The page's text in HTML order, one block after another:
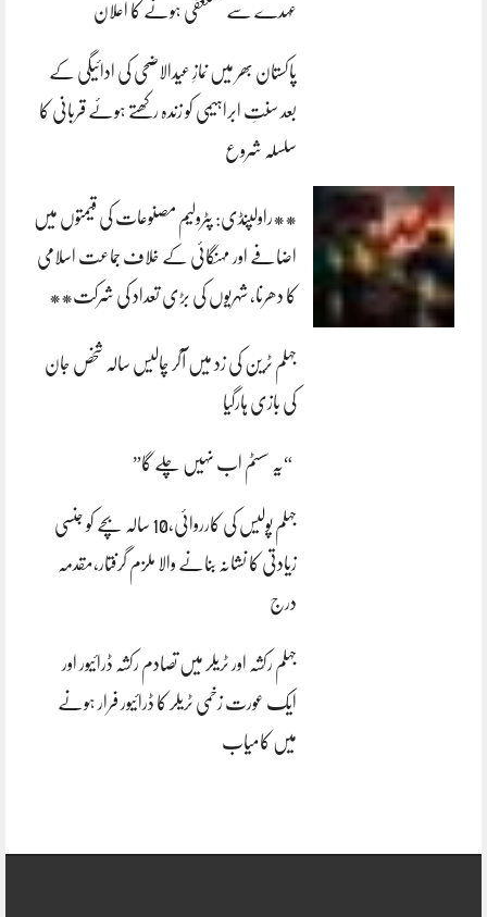
عہدے سے مستعفی ہونے کا اعلان
پاکستان بھر میں نمازِ عیدالاضحی کی ادائیگی کے
بعد سنتِ ابراہیمی کو زندہ رکھتے ہوئے قربانی کا
سلسلہ شروع
**راولپنڈی: پٹرولیم مصنوعات کی قیمتوں میں
اضافے اور مہنگائی کے خلاف جماعت اسلامی
کا دھرنا، شہریوں کی بڑی تعداد کی شرکت**
جہلم ٹرین کی زد میں آکر چالیس سالہ شخص جان
کی بازی ہارگیا
“یہ سسٹم اب نہیں چلے گا”
جہلم پولیس کی کارروائی،10 سالہ بچے کو جنسی
زیادتی کا نشانہ بنانے والا ملزم گرفتار،مقدمہ
درج
جہلم رکشہ اور ٹریلر میں تصادم رکشہ ڈرائیور اور
ایک عورت زخمی ٹریلر کا ڈرائیور فرار ہونے
میں کامیاب